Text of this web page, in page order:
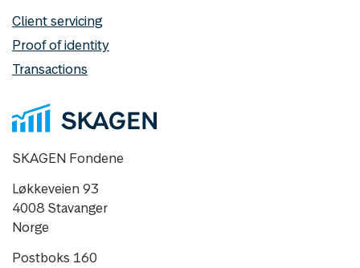
Client servicing
Proof of identity
Transactions
SKAGEN Fondene
Løkkeveien 93
4008 Stavanger
Norge
Postboks 160